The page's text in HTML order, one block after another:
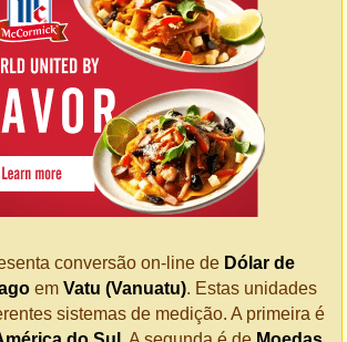
conversão on-line de Dólar de
em Vatu (Vanuatu). Estas unidades
sistemas de medição. A primeira é